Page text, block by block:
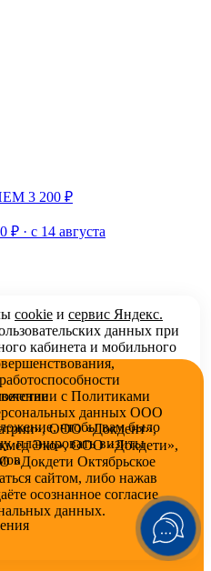
чтобы вам было
планировать визиты
3 200 ₽
₽ · с 14 августа
cookie и сервис Яндекс.
данных при
кабинета и мобильного
с Политиками
данных ООО
ООО «Докдент»,
Эко», ООО «Докдети»,
Октябрьское
сайтом, либо нажав
осознанное согласие
данных.